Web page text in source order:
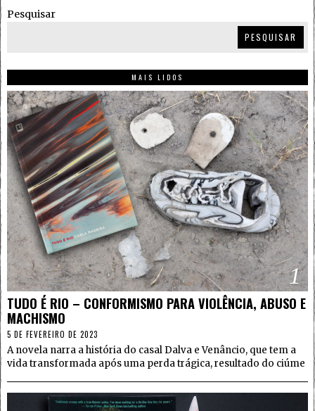
Pesquisar
PESQUISAR
MAIS LIDOS
1
TUDO É RIO – CONFORMISMO PARA VIOLÊNCIA, ABUSO E
MACHISMO
5 DE FEVEREIRO DE 2023
A novela narra a história do casal Dalva e Venâncio, que tem a
vida transformada após uma perda trágica, resultado do ciúme